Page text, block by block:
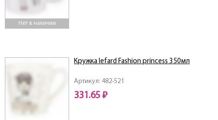
Нет в наличии
Артикул: 482-521
Кружка lefard Fashion princess 350мл
331.65 ₽